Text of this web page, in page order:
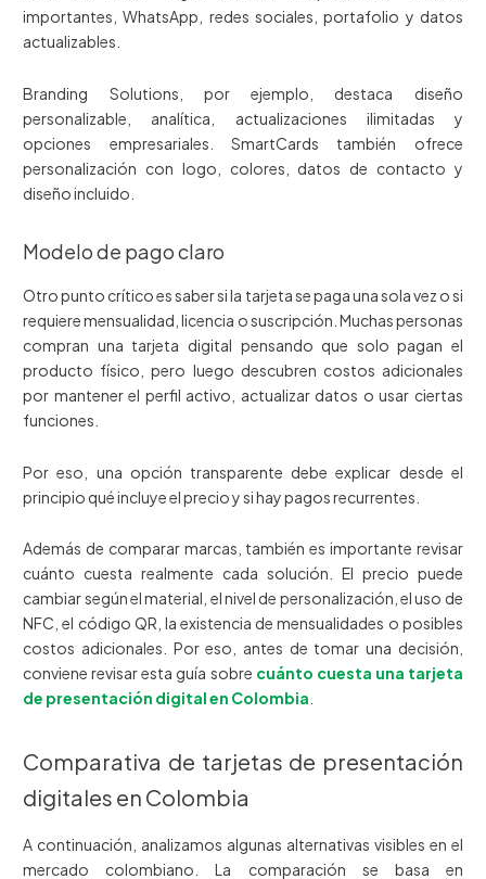
importantes, WhatsApp, redes sociales, portafolio y datos
actualizables.
Branding Solutions, por ejemplo, destaca diseño
personalizable, analítica, actualizaciones ilimitadas y
opciones empresariales. SmartCards también ofrece
personalización con logo, colores, datos de contacto y
diseño incluido.
Modelo de pago claro
Otro punto crítico es saber si la tarjeta se paga una sola vez o si
requiere mensualidad, licencia o suscripción. Muchas personas
compran una tarjeta digital pensando que solo pagan el
producto físico, pero luego descubren costos adicionales
por mantener el perfil activo, actualizar datos o usar ciertas
funciones.
Por eso, una opción transparente debe explicar desde el
principio qué incluye el precio y si hay pagos recurrentes.
Además de comparar marcas, también es importante revisar
cuánto cuesta realmente cada solución. El precio puede
cambiar según el material, el nivel de personalización, el uso de
NFC, el código QR, la existencia de mensualidades o posibles
costos adicionales. Por eso, antes de tomar una decisión,
conviene revisar esta guía sobre cuánto cuesta una tarjeta
de presentación digital en Colombia
Comparativa de tarjetas de presentación
digitales en Colombia
A continuación, analizamos algunas alternativas visibles en el
mercado colombiano. La comparación se basa en